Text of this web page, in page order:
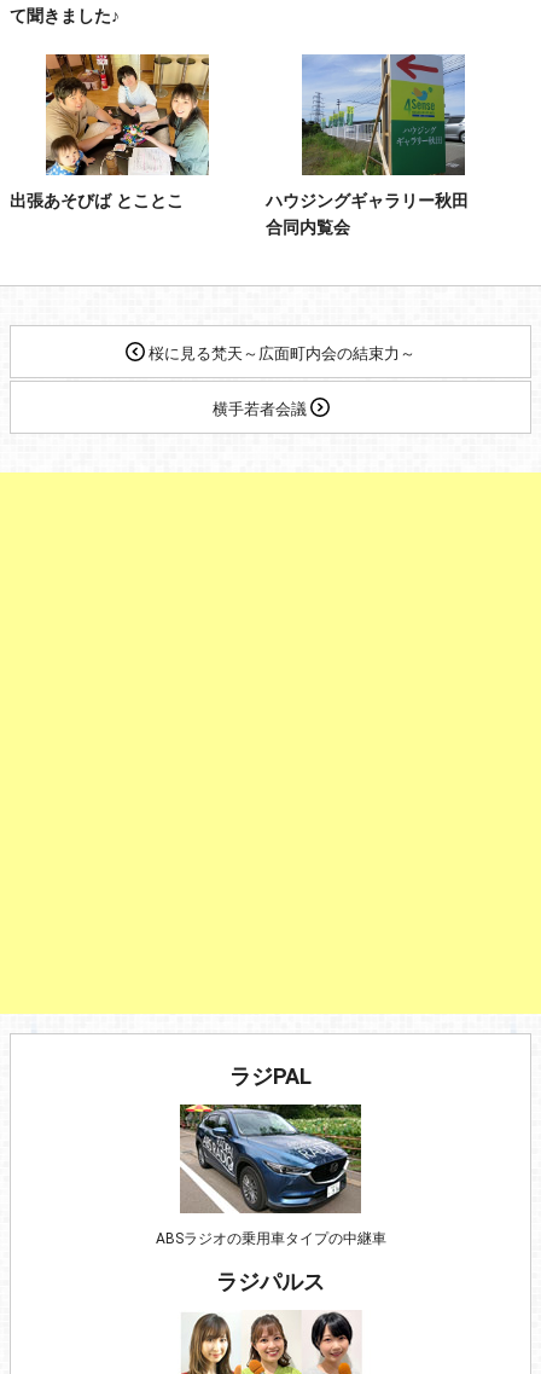
て聞きました♪
出張あそびば とことこ
ハウジングギャラリー秋田
合同内覧会
桜に見る梵天～広面町内会の結束力～
横手若者会議
ラジPAL
ABSラジオの乗用車タイプの中継車
ラジパルス